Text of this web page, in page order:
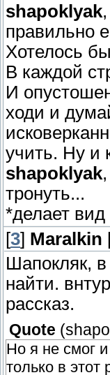
shapoklyak
правильно
Хотелось
В каждой
И
ходи и
учить. Ну и
shapoklyak
тронуть...
*делает
[3] Maralkin
Шапокляк, в
найти.
рассказ.
Quote (
Но я не смог
только в этот